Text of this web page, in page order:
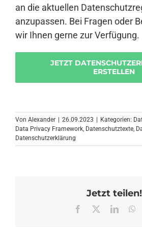
an die aktuellen
anzupassen. Bei Fragen oder
wir Ihnen gerne zur Verfügung.
JETZT
ERSTELLEN
Von Alexander 26.09.2023 Kategorien:
Data Privacy Framework, Datenschutztexte,
Datenschutzerklärung
Jetzt teilen!
Facebook